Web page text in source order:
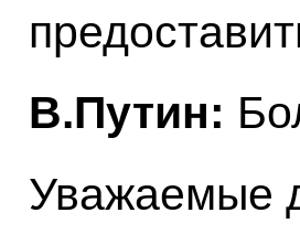
В.Путин:
Уважаемые